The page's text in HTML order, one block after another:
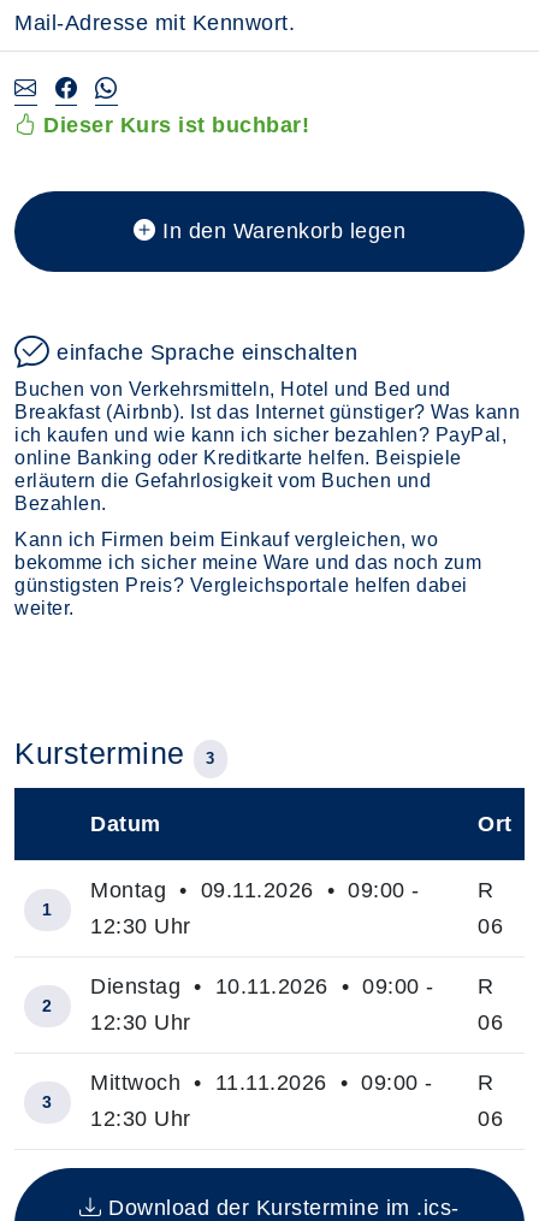
Mail-Adresse mit Kennwort.
Dieser Kurs ist buchbar!
In den Warenkorb legen
einfache Sprache einschalten
Buchen von Verkehrsmitteln, Hotel und Bed und
Breakfast (Airbnb). Ist das Internet günstiger? Was kann
ich kaufen und wie kann ich sicher bezahlen? PayPal,
online Banking oder Kreditkarte helfen. Beispiele
erläutern die Gefahrlosigkeit vom Buchen und
Bezahlen.
Kann ich Firmen beim Einkauf vergleichen, wo
bekomme ich sicher meine Ware und das noch zum
günstigsten Preis? Vergleichsportale helfen dabei
weiter.
Kurstermine 3
Insgesamt gibt es 3 Termine zum diesen Kurs
Datum Ort
1
Montag • 09.11.2026 • 09:00 -
12:30 Uhr
R
06
2
Dienstag • 10.11.2026 • 09:00 -
12:30 Uhr
R
06
3
Mittwoch • 11.11.2026 • 09:00 -
12:30 Uhr
R
06
Download der Kurstermine im .ics-